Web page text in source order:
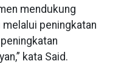
mendukung
peningkatan
kata Said.